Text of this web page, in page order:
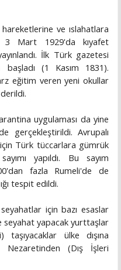
ve ıslahatlara
3 Mart 1929'da kıyafet
İlk Türk gazetesi
başladı (1 Kasım 1831).
eğitim veren yeni okullar
uygulaması da yine
gerçekleştirildi. Avrupalı
Türk tüccarlara gümrük
yapıldı. Bu sayım
fazla Rumeli'de de
tespit edildi.
için bazı esaslar
seyahat yapacak yurttaşlar
ülke dışına
(Dış İşleri